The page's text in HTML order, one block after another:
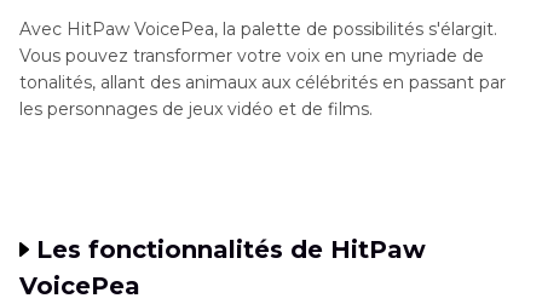
Avec HitPaw VoicePea, la palette de possibilités s'élargit.
Vous pouvez transformer votre voix en une myriade de
tonalités, allant des animaux aux célébrités en passant par
les personnages de jeux vidéo et de films.
Les fonctionnalités de HitPaw
VoicePea